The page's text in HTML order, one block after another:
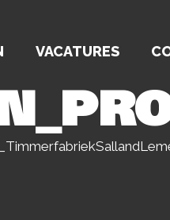
VACATURES